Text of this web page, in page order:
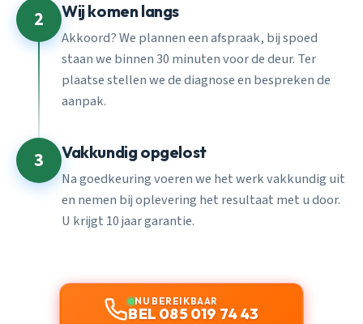
2 Wij komen langs
Akkoord? We plannen een afspraak, bij spoed
staan we binnen 30 minuten voor de deur. Ter
plaatse stellen we de diagnose en bespreken de
aanpak.
3 Vakkundig opgelost
Na goedkeuring voeren we het werk vakkundig uit
en nemen bij oplevering het resultaat met u door.
U krijgt 10 jaar garantie.
NU BEREIKBAAR
BEL 085 019 74 43